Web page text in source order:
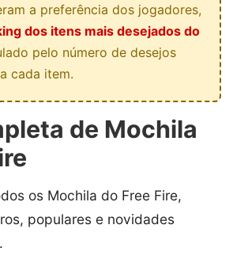
a preferência dos jogadores,
dos itens mais desejados do
pelo número de desejos
cada item.
de Mochila
os Mochila do Free Fire,
populares e novidades